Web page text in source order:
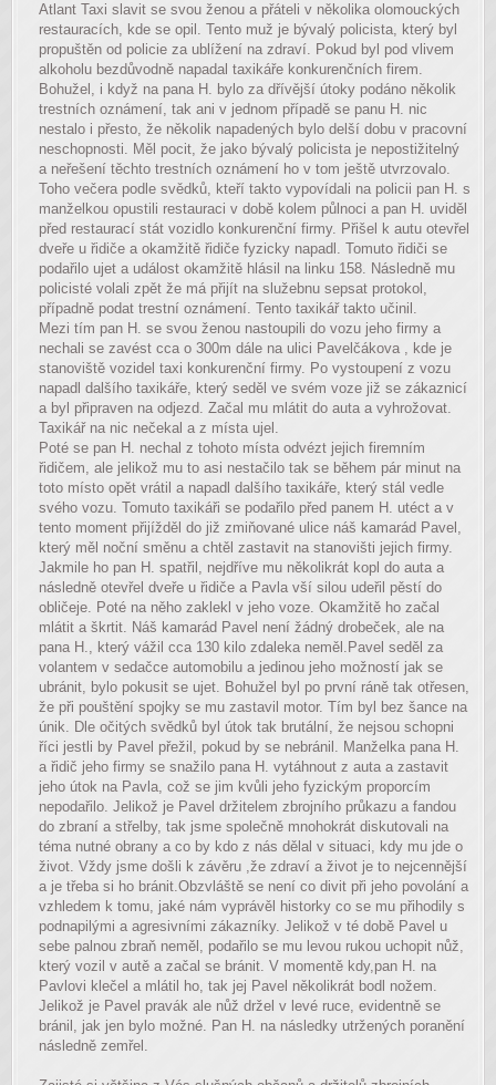
Atlant Taxi slavit se svou ženou a přáteli v několika olomouckých
restauracích, kde se opil. Tento muž je bývalý policista, který byl
propuštěn od policie za ublížení na zdraví. Pokud byl pod vlivem
alkoholu bezdůvodně napadal taxikáře konkurenčních firem.
Bohužel, i když na pana H. bylo za dřívější útoky podáno několik
trestních oznámení, tak ani v jednom případě se panu H. nic
nestalo i přesto, že několik napadených bylo delší dobu v pracovní
neschopnosti. Měl pocit, že jako bývalý policista je nepostižitelný
a neřešení těchto trestních oznámení ho v tom ještě utvrzovalo.
Toho večera podle svědků, kteří takto vypovídali na policii pan H. s
manželkou opustili restauraci v době kolem půlnoci a pan H. uviděl
před restaurací stát vozidlo konkurenční firmy. Přišel k autu otevřel
dveře u řidiče a okamžitě řidiče fyzicky napadl. Tomuto řidiči se
podařilo ujet a událost okamžitě hlásil na linku 158. Následně mu
policisté volali zpět že má přijít na služebnu sepsat protokol,
případně podat trestní oznámení. Tento taxikář takto učinil.
Mezi tím pan H. se svou ženou nastoupili do vozu jeho firmy a
nechali se zavést cca o 300m dále na ulici Pavelčákova , kde je
stanoviště vozidel taxi konkurenční firmy. Po vystoupení z vozu
napadl dalšího taxikáře, který seděl ve svém voze již se zákaznicí
a byl připraven na odjezd. Začal mu mlátit do auta a vyhrožovat.
Taxikář na nic nečekal a z místa ujel.
Poté se pan H. nechal z tohoto místa odvézt jejich firemním
řidičem, ale jelikož mu to asi nestačilo tak se během pár minut na
toto místo opět vrátil a napadl dalšího taxikáře, který stál vedle
svého vozu. Tomuto taxikáři se podařilo před panem H. utéct a v
tento moment přijížděl do již zmiňované ulice náš kamarád Pavel,
který měl noční směnu a chtěl zastavit na stanovišti jejich firmy.
Jakmile ho pan H. spatřil, nejdříve mu několikrát kopl do auta a
následně otevřel dveře u řidiče a Pavla vší silou udeřil pěstí do
obličeje. Poté na něho zaklekl v jeho voze. Okamžitě ho začal
mlátit a škrtit. Náš kamarád Pavel není žádný drobeček, ale na
pana H., který vážil cca 130 kilo zdaleka neměl.Pavel seděl za
volantem v sedačce automobilu a jedinou jeho možností jak se
ubránit, bylo pokusit se ujet. Bohužel byl po první ráně tak otřesen,
že při pouštění spojky se mu zastavil motor. Tím byl bez šance na
únik. Dle očitých svědků byl útok tak brutální, že nejsou schopni
říci jestli by Pavel přežil, pokud by se nebránil. Manželka pana H.
a řidič jeho firmy se snažilo pana H. vytáhnout z auta a zastavit
jeho útok na Pavla, což se jim kvůli jeho fyzickým proporcím
nepodařilo. Jelikož je Pavel držitelem zbrojního průkazu a fandou
do zbraní a střelby, tak jsme společně mnohokrát diskutovali na
téma nutné obrany a co by kdo z nás dělal v situaci, kdy mu jde o
život. Vždy jsme došli k závěru ,že zdraví a život je to nejcennější
a je třeba si ho bránit.Obzvláště se není co divit při jeho povolání a
vzhledem k tomu, jaké nám vyprávěl historky co se mu přihodily s
podnapilými a agresivními zákazníky. Jelikož v té době Pavel u
sebe palnou zbraň neměl, podařilo se mu levou rukou uchopit nůž,
který vozil v autě a začal se bránit. V momentě kdy,pan H. na
Pavlovi klečel a mlátil ho, tak jej Pavel několikrát bodl nožem.
Jelikož je Pavel pravák ale nůž držel v levé ruce, evidentně se
bránil, jak jen bylo možné. Pan H. na následky utržených poranění
následně zemřel.